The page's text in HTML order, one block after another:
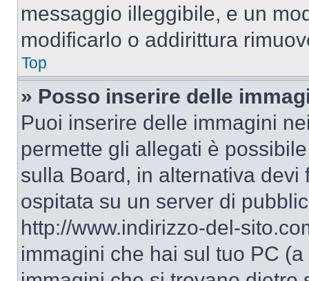
messaggio illeggibile, e un
modificarlo o addirittura
Top
» Posso inserire delle
Puoi inserire delle immagini
permette gli allegati è
sulla Board, in alternativa devi
ospitata su un server di
http://www.indirizzo-del-
immagini che hai sul tuo PC